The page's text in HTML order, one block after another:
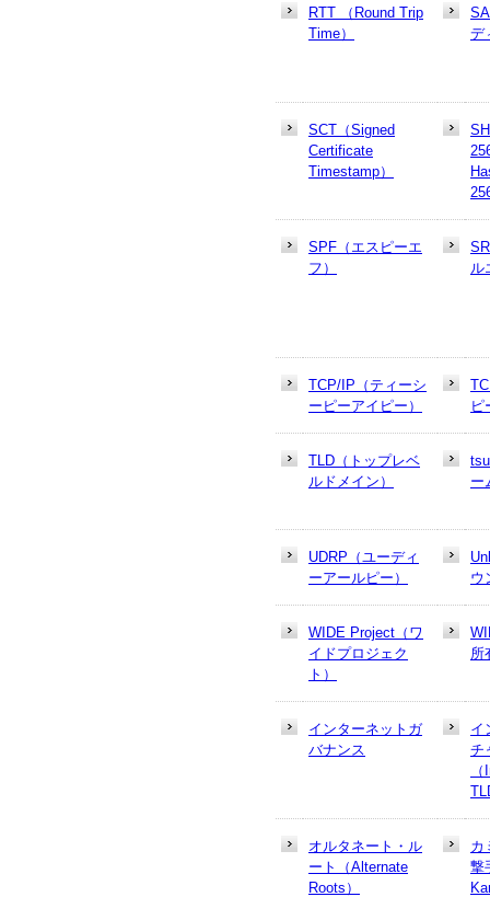
RTT （Round Trip
Time）
デ
SCT（Signed
Certificate
Timestamp）
SPF（エスピーエ
フ）
ル
TCP/IP（ティーシ
ーピーアイピー）
ピ
TLD（トップレベ
ルドメイン）
ー
UDRP（ユーディ
ーアールピー）
ウ
WIDE Project（ワ
イドプロジェク
ト）
所
インターネットガ
バナンス
イ
チ
オルタネート・ル
ート（Alternate
Roots）
カ
撃